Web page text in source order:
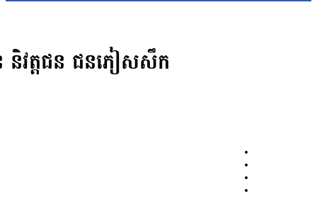
ន និវត្តជន ជនភៀសសឹក